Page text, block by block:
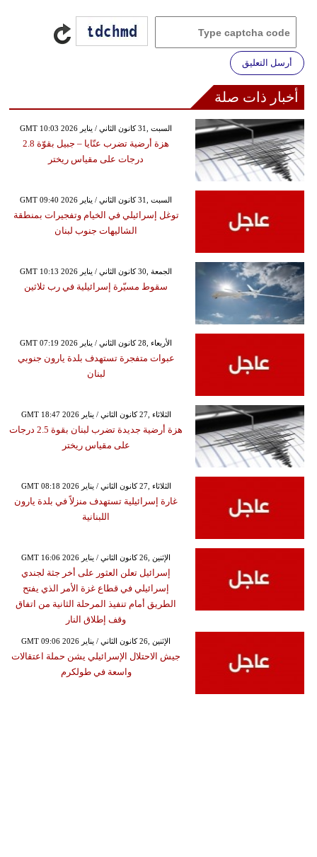
أرسل التعليق
أخبار ذات صلة
GMT 10:03 2026 السبت ,31 كانون الثاني / يناير
هزة أرضية تضرب عنّايا – جبيل بقوّة 2.8
درجات على مقياس ريختر
GMT 09:40 2026 السبت ,31 كانون الثاني / يناير
توغل إسرائيلي في الخيام وتفجيرات بمنطقة
الشاليهات جنوب لبنان
GMT 10:13 2026 الجمعة ,30 كانون الثاني / يناير
سقوط مسيّرة إسرائيلية في رب ثلاثين
GMT 07:19 2026 الأربعاء ,28 كانون الثاني / يناير
عبوات متفجرة تستهدف بلدة يارون جنوبي
لبنان
GMT 18:47 2026 الثلاثاء ,27 كانون الثاني / يناير
هزة أرضية جديدة تضرب لبنان بقوة 2.5 درجات
على مقياس ريختر
GMT 08:18 2026 الثلاثاء ,27 كانون الثاني / يناير
غارة إسرائيلية تستهدف منزلاً في بلدة يارون
اللبنانية
GMT 16:06 2026 الإثنين ,26 كانون الثاني / يناير
إسرائيل تعلن العثور على أخر جثة لجندي
إسرائيلي في قطاع غزة الأمر الذي يفتح
الطريق أمام تنفيذ المرحلة الثانية من اتفاق
وقف إطلاق النار
GMT 09:06 2026 الإثنين ,26 كانون الثاني / يناير
جيش الاحتلال الإسرائيلي يشن حملة اعتقالات
واسعة في طولكرم